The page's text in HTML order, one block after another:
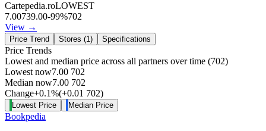
Cartepedia.roLOWEST
7.00739.00-99%702
View →
Price Trend Stores (1) Specifications
Price Trends
Lowest and median price across all partners over time (702)
Lowest now7.00 702
Median now7.00 702
Change+0.1%(+0.01 702)
Lowest Price Median Price
Bookpedia